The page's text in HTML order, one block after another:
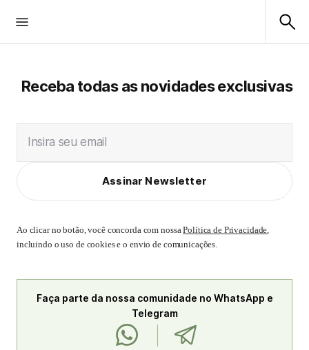
Receba todas as novidades exclusivas
Insira seu email
Assinar Newsletter
Ao clicar no botão, você concorda com nossaPolítica de Privacidade,
incluindo o uso de cookies e o envio de comunicações.
Faça parte da nossa comunidade no WhatsApp e
Telegram